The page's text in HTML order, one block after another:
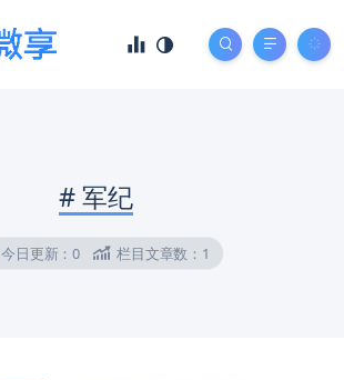
#军纪
今日更新：0 栏目文章数： 1